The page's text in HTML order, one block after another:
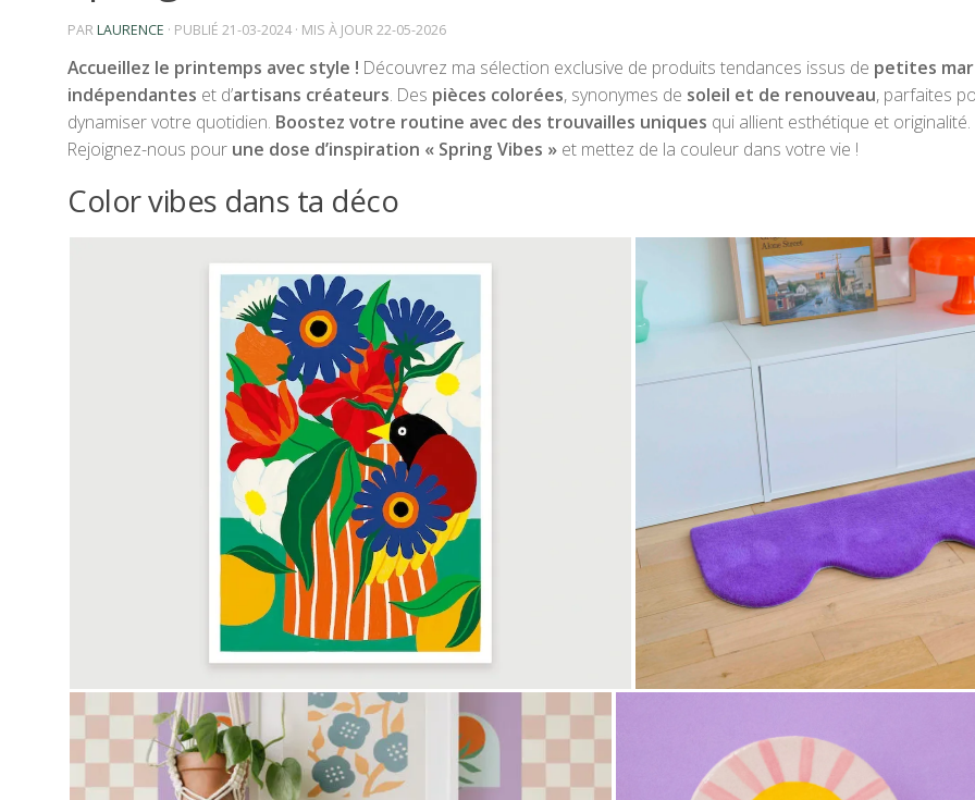
PAR LAURENCE · PUBLIÉ 21-03-2024 · MIS À JOUR 22-05-2026
Accueillez le printemps avec style ! Découvrez ma sélection exclusive de produits tendances issus de petites
indépendantes et d’artisans créateurs. Des pièces colorées, synonymes de soleil et de renouveau, parfaites
dynamiser votre quotidien. Boostez votre routine avec des trouvailles uniques qui allient esthétique et originalité.
Rejoignez-nous pour une dose d’inspiration « Spring Vibes » et mettez de la couleur dans votre vie !
Color vibes dans ta déco